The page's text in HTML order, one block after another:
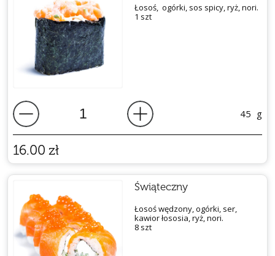
Łosoś, ogórki, sos spicy, ryż, nori.
1 szt
45 g
16.00 zł
Świąteczny
Łosoś wędzony, ogórki, ser,
kawior łososia, ryż, nori.
8 szt